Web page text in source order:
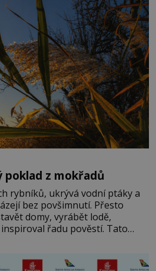
poklad z mokřadů
rybníků, ukrývá vodní ptáky a
bez povšimnutí. Přesto
domy, vyrábět lodě,
řadu pověstí. Tato
však podívat